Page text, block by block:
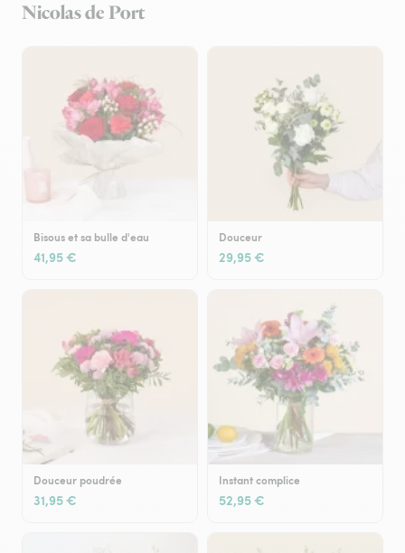
Nicolas de Port
Bisous et sa bulle d'eau
41,95 €
Douceur
29,95 €
Douceur poudrée
31,95 €
Instant complice
52,95 €